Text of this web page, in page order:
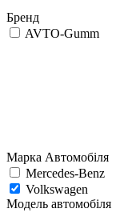
Бренд
AVTO-Gumm
Марка Автомобіля
Mercedes-Benz
Volkswagen
Модель автомобіля